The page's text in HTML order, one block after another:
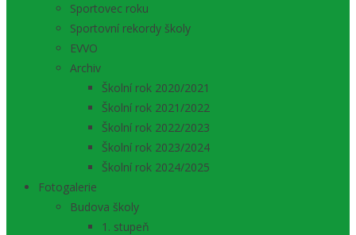
Sportovec roku
Sportovní rekordy školy
EVVO
Archiv
Školní rok 2020/2021
Školní rok 2021/2022
Školní rok 2022/2023
Školní rok 2023/2024
Školní rok 2024/2025
Fotogalerie
Budova školy
1. stupeň